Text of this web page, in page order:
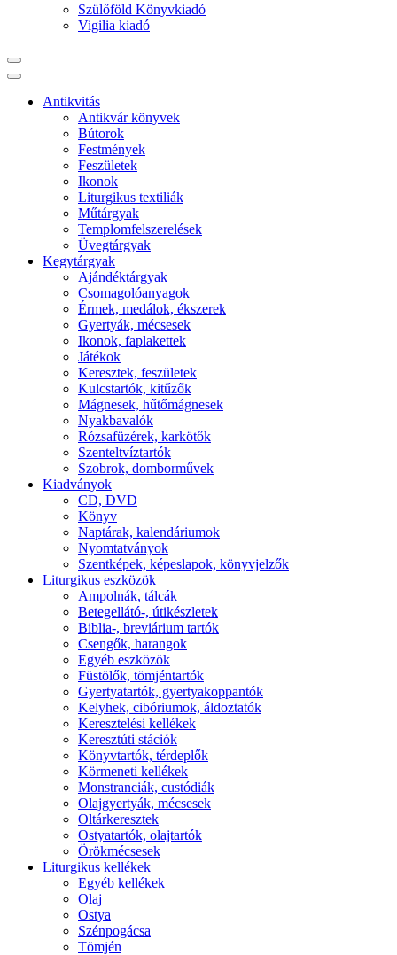
Szülőföld Könyvkiadó
Vigilia kiadó
Antikvitás
Antikvár könyvek
Bútorok
Festmények
Feszületek
Ikonok
Liturgikus textiliák
Műtárgyak
Templomfelszerelések
Üvegtárgyak
Kegytárgyak
Ajándéktárgyak
Csomagolóanyagok
Érmek, medálok, ékszerek
Gyertyák, mécsesek
Ikonok, faplakettek
Játékok
Keresztek, feszületek
Kulcstartók, kitűzők
Mágnesek, hűtőmágnesek
Nyakbavalók
Rózsafüzérek, karkötők
Szenteltvíztartók
Szobrok, domborművek
Kiadványok
CD, DVD
Könyv
Naptárak, kalendáriumok
Nyomtatványok
Szentképek, képeslapok, könyvjelzők
Liturgikus eszközök
Ampolnák, tálcák
Betegellátó-, útikészletek
Biblia-, breviárium tartók
Csengők, harangok
Egyéb eszközök
Füstölők, tömjéntartók
Gyertyatartók, gyertyakoppantók
Kelyhek, cibóriumok, áldoztatók
Keresztelési kellékek
Keresztúti stációk
Könyvtartók, térdeplők
Körmeneti kellékek
Monstranciák, custódiák
Olajgyertyák, mécsesek
Oltárkeresztek
Ostyatartók, olajtartók
Örökmécsesek
Liturgikus kellékek
Egyéb kellékek
Olaj
Ostya
Szénpogácsa
Tömjén